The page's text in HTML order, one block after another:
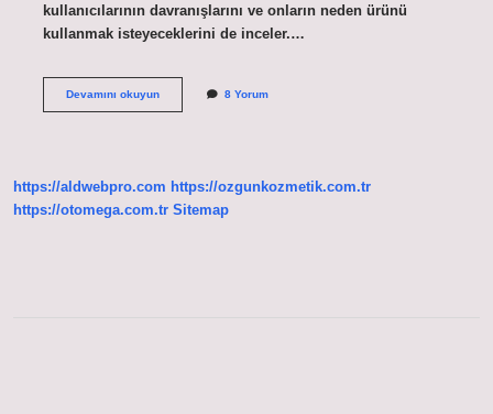
kullanıcılarının davranışlarını ve onların neden ürünü
kullanmak isteyeceklerini de inceler.…
Devamını okuyunReklam
8 Yorum
https://aldwebpro.com https://ozgunkozmetik.com.tr
https://otomega.com.tr Sitemap